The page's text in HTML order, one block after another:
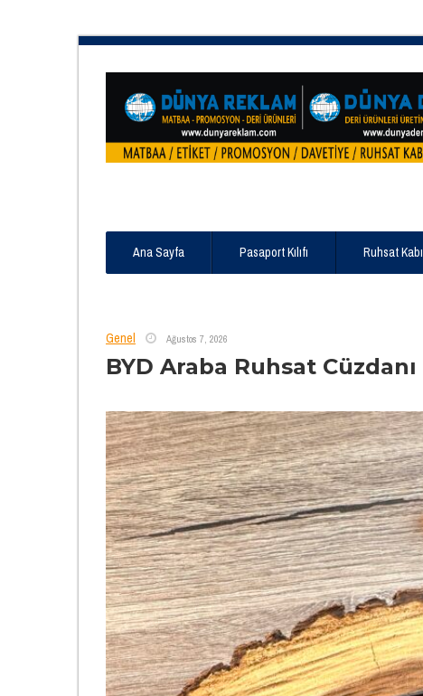
Ana Sayfa Pasaport Kılıfı Ruhsat Kabı
Genel Ağustos 7, 2026
BYD Araba Ruhsat Cüzdanı